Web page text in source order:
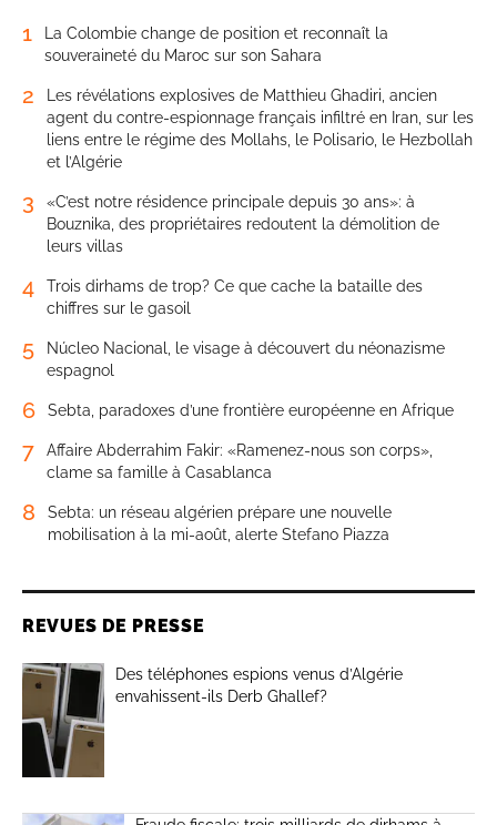
1
La Colombie change de position et reconnaît la
souveraineté du Maroc sur son Sahara
2
Les révélations explosives de Matthieu Ghadiri, ancien
agent du contre-espionnage français infiltré en Iran, sur les
liens entre le régime des Mollahs, le Polisario, le Hezbollah
et l’Algérie
3
«C’est notre résidence principale depuis 30 ans»: à
Bouznika, des propriétaires redoutent la démolition de
leurs villas
4
Trois dirhams de trop? Ce que cache la bataille des
chiffres sur le gasoil
5
Núcleo Nacional, le visage à découvert du néonazisme
espagnol
6 Sebta, paradoxes d’une frontière européenne en Afrique
7
Affaire Abderrahim Fakir: «Ramenez-nous son corps»,
clame sa famille à Casablanca
8
Sebta: un réseau algérien prépare une nouvelle
mobilisation à la mi-août, alerte Stefano Piazza
REVUES DE PRESSE
Des téléphones espions venus d’Algérie
envahissent-ils Derb Ghallef?